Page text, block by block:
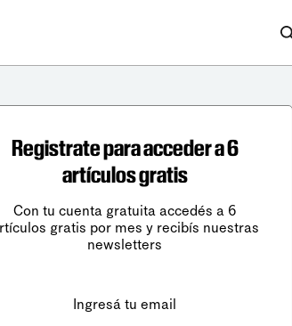
Registrate para acceder a 6
artículos gratis
Con tu cuenta gratuita accedés a 6
gratis por mes y recibís nuestras
newsletters
Ingresá tu email